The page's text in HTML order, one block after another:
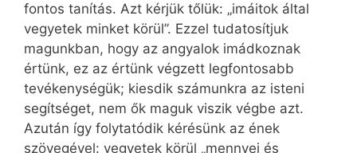
fontos tanítás. Azt kérjük tőlük: „imáitok által
vegyetek minket körül”. Ezzel tudatosítjuk
magunkban, hogy az angyalok imádkoznak
értünk, ez az értünk végzett legfontosabb
tevékenységük; kiesdik számunkra az isteni
segítséget, nem ők maguk viszik végbe azt.
Azután így folytatódik kérésünk az ének
szövegével: vegyetek körül „mennyei és